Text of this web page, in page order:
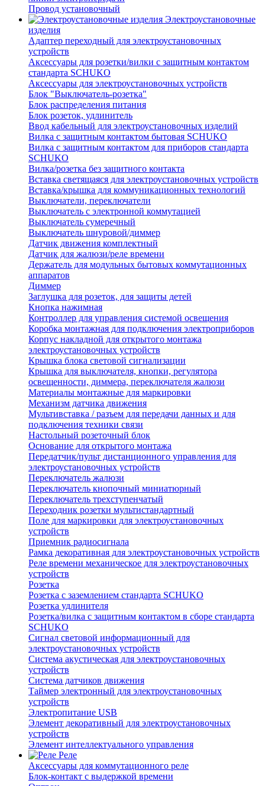
Провод установочный
Электроустановочные
изделия
Адаптер переходный для электроустановочных
устройств
Аксессуары для розетки/вилки с защитным контактом
стандарта SCHUKO
Аксессуары для электроустановочных устройств
Блок "Выключатель-розетка"
Блок распределения питания
Блок розеток, удлинитель
Ввод кабельный для электроустановочных изделий
Вилка с защитным контактом бытовая SCHUKO
Вилка с защитным контактом для приборов стандарта
SCHUKO
Вилка/розетка без защитного контакта
Вставка светящаяся для электроустановочных устройств
Вставка/крышка для коммуникационных технологий
Выключатели, переключатели
Выключатель с электронной коммутацией
Выключатель сумеречный
Выключатель шнуровой/диммер
Датчик движения комплектный
Датчик для жалюзи/реле времени
Держатель для модульных бытовых коммутационных
аппаратов
Диммер
Заглушка для розеток, для защиты детей
Кнопка нажимная
Контроллер для управления системой освещения
Коробка монтажная для подключения электроприборов
Корпус накладной для открытого монтажа
электроустановочных устройств
Крышка блока световой сигнализации
Крышка для выключателя, кнопки, регулятора
освещенности, диммера, переключателя жалюзи
Материалы монтажные для маркировки
Механизм датчика движения
Мультивставка / разъем для передачи данных и для
подключения техники связи
Настольный розеточный блок
Основание для открытого монтажа
Передатчик/пульт дистанционного управления для
электроустановочных устройств
Переключатель жалюзи
Переключатель кнопочный миниатюрный
Переключатель трехступенчатый
Переходник розетки мультистандартный
Поле для маркировки для электроустановочных
устройств
Приемник радиосигнала
Рамка декоративная для электроустановочных устройств
Реле времени механическое для электроустановочных
устройств
Розетка
Розетка с заземлением стандарта SCHUKO
Розетка удлинителя
Розетка/вилка с защитным контактом в сборе стандарта
SCHUKO
Сигнал световой информационный для
электроустановочных устройств
Система акустическая для электроустановочных
устройств
Система датчиков движения
Таймер электронный для электроустановочных
устройств
Электропитание USB
Элемент декоративный для электроустановочных
устройств
Элемент интеллектуального управления
Реле
Аксессуары для коммутационного реле
Блок-контакт с выдержкой времени